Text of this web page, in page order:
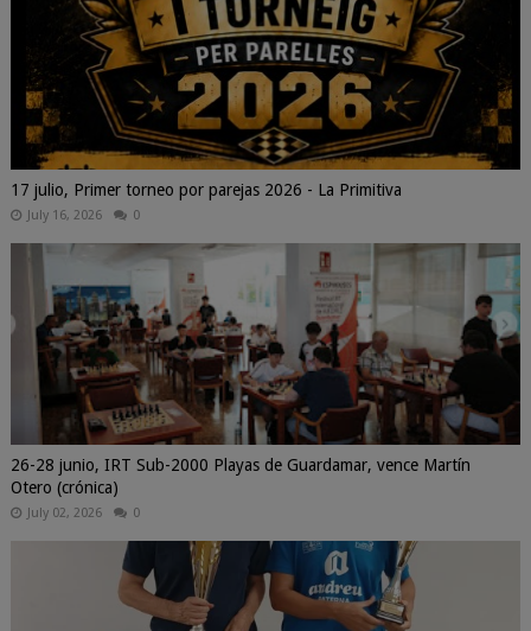
17 julio, Primer torneo por parejas 2026 - La Primitiva
July 16, 2026 0
26-28 junio, IRT Sub-2000 Playas de Guardamar, vence Martín
Otero (crónica)
July 02, 2026 0